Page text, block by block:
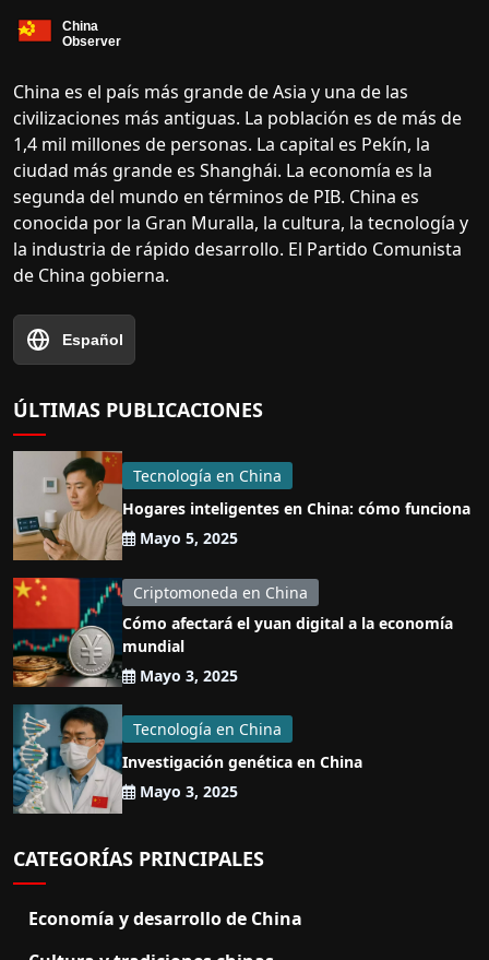
China es el país más grande de Asia y una de las
civilizaciones más antiguas. La población es de más de
1,4 mil millones de personas. La capital es Pekín, la
ciudad más grande es Shanghái. La economía es la
segunda del mundo en términos de PIB. China es
conocida por la Gran Muralla, la cultura, la tecnología y
la industria de rápido desarrollo. El Partido Comunista
de China gobierna.
Español
ÚLTIMAS PUBLICACIONES
Tecnología en China
Hogares inteligentes en China: cómo funciona
Mayo 5, 2025
Criptomoneda en China
Cómo afectará el yuan digital a la economía
mundial
Mayo 3, 2025
Tecnología en China
Investigación genética en China
Mayo 3, 2025
CATEGORÍAS PRINCIPALES
Economía y desarrollo de China